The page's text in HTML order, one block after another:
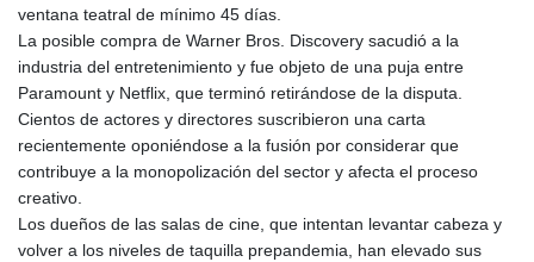
ventana teatral de mínimo 45 días.
La posible compra de Warner Bros. Discovery sacudió a la
industria del entretenimiento y fue objeto de una puja entre
Paramount y Netflix, que terminó retirándose de la disputa.
Cientos de actores y directores suscribieron una carta
recientemente oponiéndose a la fusión por considerar que
contribuye a la monopolización del sector y afecta el proceso
creativo.
Los dueños de las salas de cine, que intentan levantar cabeza y
volver a los niveles de taquilla prepandemia, han elevado sus